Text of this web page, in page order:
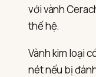
với vành
thế hệ.
Vành kim loại
nét nếu bị